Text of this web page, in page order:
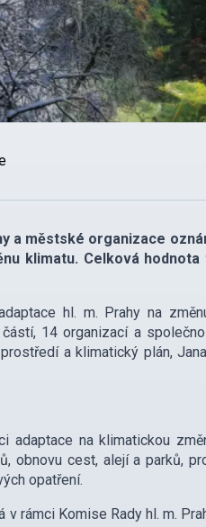
a městské organizace
klimatu. Celková
hl. m. Prahy na
14 organizací a
a klimatický plán,
na klimatickou
obnovu cest, alejí a parků,
opatření.
rámci Komise Rady hl. m.